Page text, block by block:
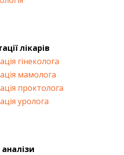
лікарів
гінеколога
мамолога
проктолога
уролога